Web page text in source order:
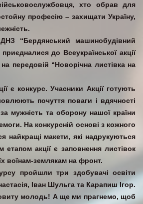
хто обрав для
професію – захищати Україну,
“Бердянський машинобудівний
до Всеукраїнської акції
передовій “Новорічна листівка на
є конкурс. Учасники Акції готують
почуття поваги і вдячності
мужність та оборону нашої країни
На конкурсній основі з кожного
найкращі макети, які надрукуються
етапом акції є заповнення листівок
воїнам-землякам на фронт.
пройшли три здобувачі освіти
Іван Шульга та Карапиш Ігор.
молодь! А ще ми прагнемо, щоб